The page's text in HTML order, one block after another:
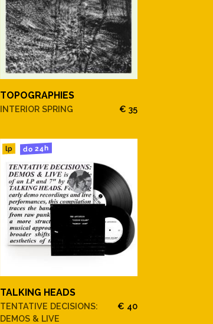
TOPOGRAPHIES
INTERIOR SPRING € 35
lp do 24h
TALKING HEADS
TENTATIVE DECISIONS:
DEMOS & LIVE
€ 40